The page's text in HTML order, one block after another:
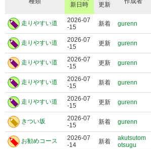
新日時
更新
走りやすい道
2026-07
-15
新着 gurenn
走りやすい道
2026-07
-15
更新 gurenn
走りやすい道
2026-07
-15
更新 gurenn
走りやすい道
2026-07
-15
新着 gurenn
走りやすい道
2026-07
-15
更新 gurenn
きつい坂
2026-07
-15
新着 gurenn
お勧めコース
2026-07
-14
新着
akutsutom
otsugu